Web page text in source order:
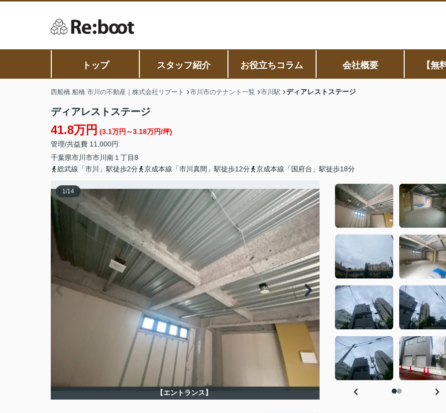
トップ スタッフ紹介 お役立ちコラム 会社概要 【無
西船橋.船橋.市川の不動産｜株式会社リブート 市川市のテナント一覧 市川駅 ディアレストステージ
ディアレストステージ
41.8万円 (3.1万円～3.18万円/坪)
管理/共益費 11,000円
千葉県市川市市川南 １丁目8
総武線「市川」駅徒歩2分
京成本線「市川真間」駅徒歩12分 京成本線「国府台」駅徒歩18分
1/14
【エントランス】